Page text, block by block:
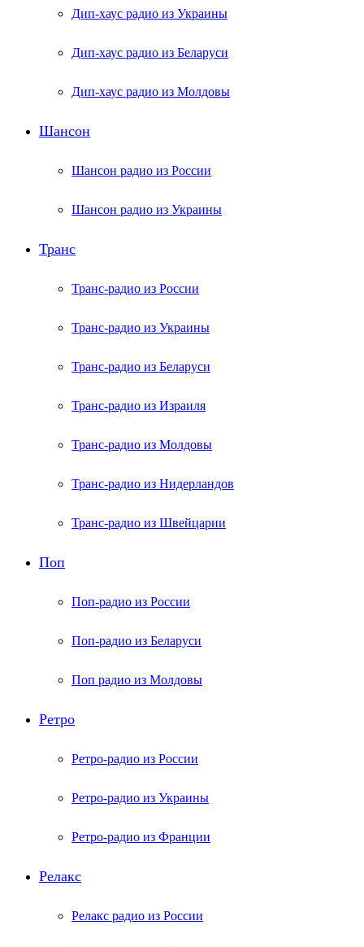
Дип-хаус радио из Украины
Дип-хаус радио из Беларуси
Дип-хаус радио из Молдовы
Шансон
Шансон радио из России
Шансон радио из Украины
Транс
Транс-радио из России
Транс-радио из Украины
Транс-радио из Беларуси
Транс-радио из Израиля
Транс-радио из Молдовы
Транс-радио из Нидерландов
Транс-радио из Швейцарии
Поп
Поп-радио из России
Поп-радио из Беларуси
Поп радио из Молдовы
Ретро
Ретро-радио из России
Ретро-радио из Украины
Ретро-радио из Франции
Релакс
Релакс радио из России